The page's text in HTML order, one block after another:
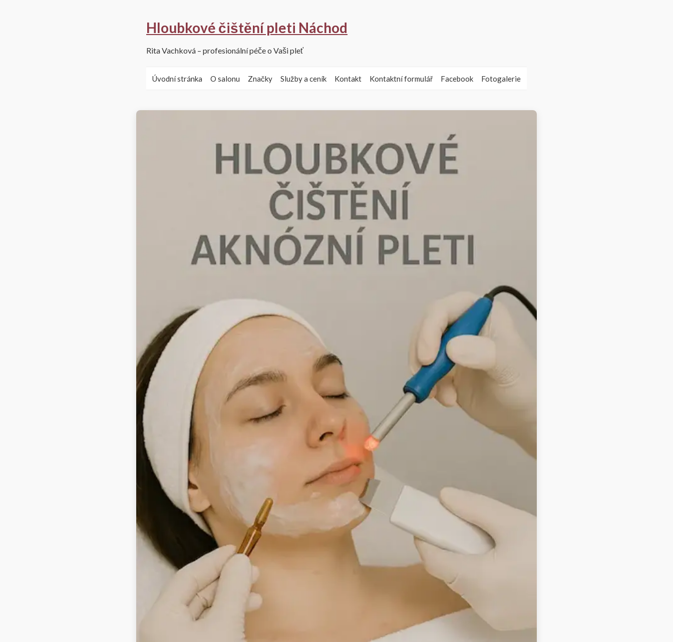
Hloubkové čištění pleti Náchod
Rita Vachková – profesionální péče o Vaši pleť
Úvodní stránka O salonu Značky Služby a ceník Kontakt Kontaktní formulář Facebook Fotogalerie